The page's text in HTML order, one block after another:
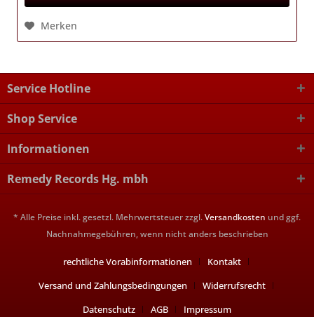
Merken
Service Hotline
Shop Service
Informationen
Remedy Records Hg. mbh
* Alle Preise inkl. gesetzl. Mehrwertsteuer zzgl.Versandkosten und ggf.
Nachnahmegebühren, wenn nicht anders beschrieben
rechtliche Vorabinformationen
Kontakt
Versand und Zahlungsbedingungen
Widerrufsrecht
Datenschutz
AGB Impressum